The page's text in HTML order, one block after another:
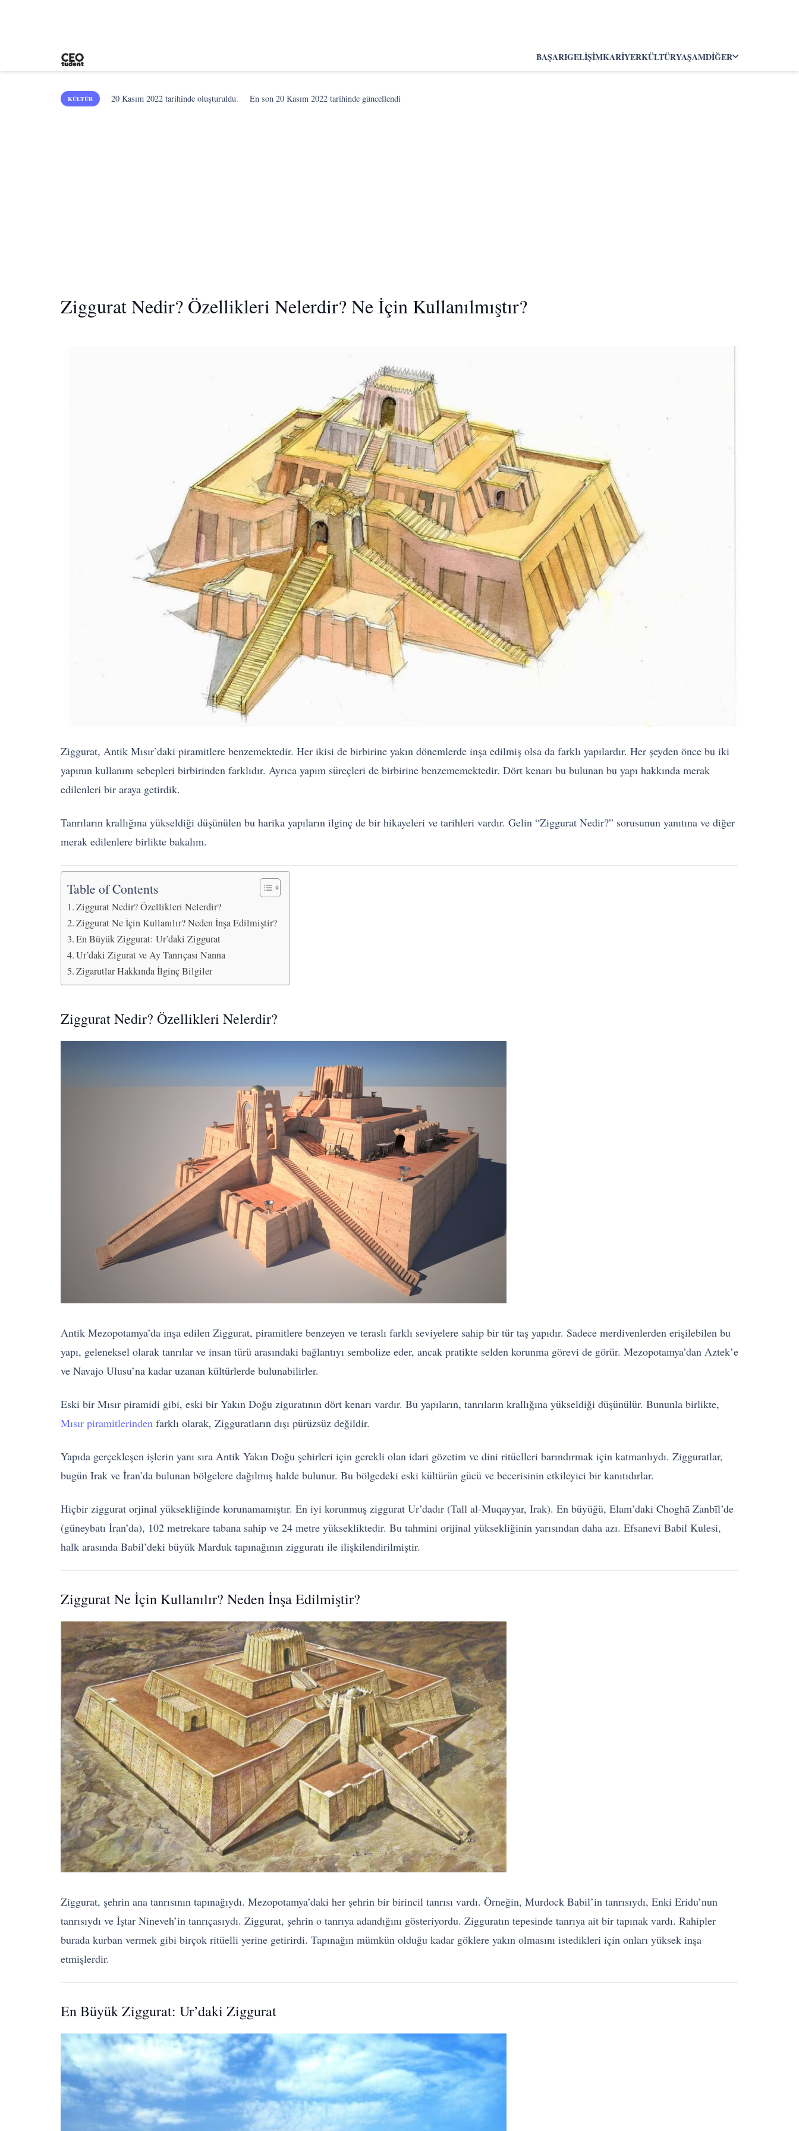
BAŞARIGELIŞIMKARIYERKÜLTÜRYAŞAMDIĞER
KÜLTÜR 20 Kasım 2022 tarihinde oluşturuldu. En son20 Kasım 2022 tarihinde güncellendi
Ziggurat Nedir? Özellikleri Nelerdir? Ne İçin Kullanılmıştır?
Ziggurat, Antik Mısır’daki piramitlere benzemektedir. Her ikisi de birbirine yakın dönemlerde inşa edilmiş olsa da farklı yapılardır. Her şeyden önce bu iki
yapının kullanım sebepleri birbirinden farklıdır. Ayrıca yapım süreçleri de birbirine benzememektedir. Dört kenarı bu bulunan bu yapı hakkında merak
edilenleri bir araya getirdik.
Tanrıların krallığına yükseldiği düşünülen bu harika yapıların ilginç de bir hikayeleri ve tarihleri vardır. Gelin “Ziggurat Nedir?” sorusunun yanıtına ve diğer
merak edilenlere birlikte bakalım.
Table of Contents
Ziggurat Nedir? Özellikleri Nelerdir?
Ziggurat Ne İçin Kullanılır? Neden İnşa Edilmiştir?
En Büyük Ziggurat: Ur’daki Ziggurat
Ur’daki Zigurat ve Ay Tanrıçası Nanna
Zigarutlar Hakkında İlginç Bilgiler
Ziggurat Nedir? Özellikleri Nelerdir?
Antik Mezopotamya’da inşa edilen Ziggurat, piramitlere benzeyen ve teraslı farklı seviyelere sahip bir tür taş yapıdır. Sadece merdivenlerden erişilebilen bu
yapı, geleneksel olarak tanrılar ve insan türü arasındaki bağlantıyı sembolize eder, ancak pratikte selden korunma görevi de görür. Mezopotamya’dan Aztek’e
ve Navajo Ulusu’na kadar uzanan kültürlerde bulunabilirler.
Eski bir Mısır piramidi gibi, eski bir Yakın Doğu ziguratının dört kenarı vardır. Bu yapıların, tanrıların krallığına yükseldiği düşünülür. Bununla birlikte,
Mısır piramitlerinden farklı olarak, Zigguratların dışı pürüzsüz değildir.
Yapıda gerçekleşen işlerin yanı sıra Antik Yakın Doğu şehirleri için gerekli olan idari gözetim ve dini ritüelleri barındırmak için katmanlıydı. Zigguratlar,
bugün Irak ve İran’da bulunan bölgelere dağılmış halde bulunur. Bu bölgedeki eski kültürün gücü ve becerisinin etkileyici bir kanıtıdırlar.
Hiçbir ziggurat orjinal yüksekliğinde korunamamıştır. En iyi korunmuş ziggurat Ur’dadır (Tall al-Muqayyar, Irak). En büyüğü, Elam’daki Choghā Zanbīl’de
(güneybatı İran’da), 102 metrekare tabana sahip ve 24 metre yüksekliktedir. Bu tahmini orijinal yüksekliğinin yarısından daha azı. Efsanevi Babil Kulesi,
halk arasında Babil’deki büyük Marduk tapınağının zigguratı ile ilişkilendirilmiştir.
Ziggurat Ne İçin Kullanılır? Neden İnşa Edilmiştir?
Ziggurat, şehrin ana tanrısının tapınağıydı. Mezopotamya’daki her şehrin bir birincil tanrısı vardı. Örneğin, Murdock Babil’in tanrısıydı, Enki Eridu’nun
tanrısıydı ve İştar Nineveh’in tanrıçasıydı. Ziggurat, şehrin o tanrıya adandığını gösteriyordu. Zigguratın tepesinde tanrıya ait bir tapınak vardı. Rahipler
burada kurban vermek gibi birçok ritüelli yerine getirirdi. Tapınağın mümkün olduğu kadar göklere yakın olmasını istedikleri için onları yüksek inşa
etmişlerdir.
En Büyük Ziggurat: Ur’daki Ziggurat